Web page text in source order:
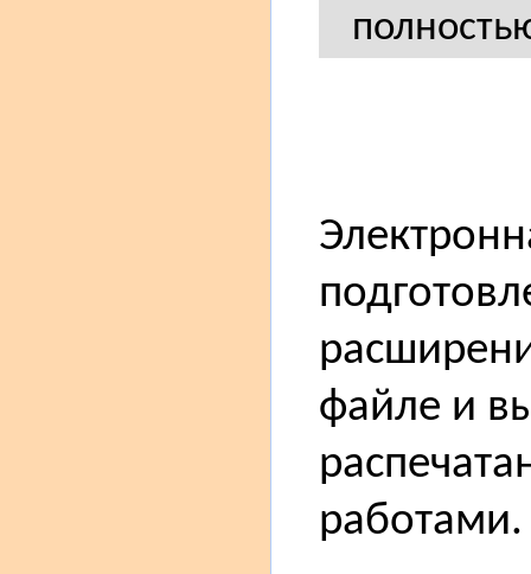
файле и
работами.